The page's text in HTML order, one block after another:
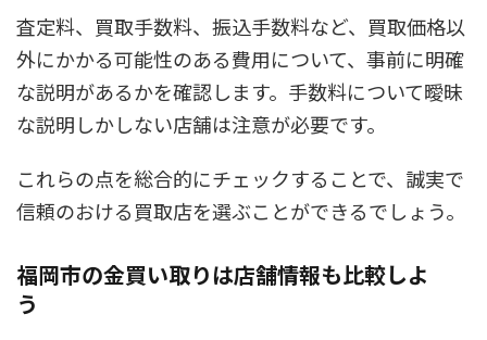
査定料、買取手数料、振込手数料など、買取価格以
外にかかる可能性のある費用について、事前に明確
な説明があるかを確認します。手数料について曖昧
な説明しかしない店舗は注意が必要です。
これらの点を総合的にチェックすることで、誠実で
信頼のおける買取店を選ぶことができるでしょう。
福岡市の金買い取りは店舗情報も比較しよ
う